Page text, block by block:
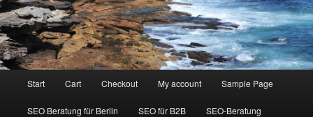
Start Cart Checkout My account Sample Page
SEO Beratung für Berlin SEO für B2B SEO-Beratung